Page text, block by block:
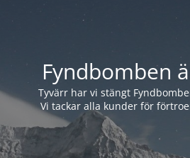
Fyndbomben
Tyvärr har vi stängt
Vi tackar alla kunder för